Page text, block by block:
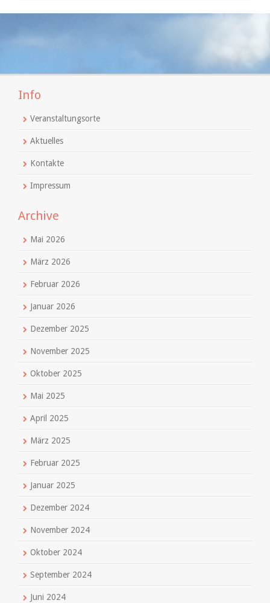
Info
Veranstaltungsorte
Aktuelles
Kontakte
Impressum
Archive
Mai 2026
März 2026
Februar 2026
Januar 2026
Dezember 2025
November 2025
Oktober 2025
Mai 2025
April 2025
März 2025
Februar 2025
Januar 2025
Dezember 2024
November 2024
Oktober 2024
September 2024
Juni 2024